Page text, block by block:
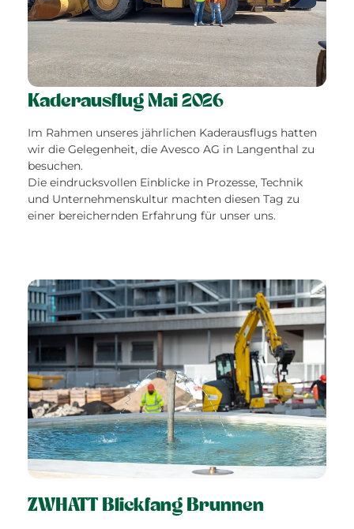
Kaderausflug Mai 2026
Im Rahmen unseres jährlichen Kaderausflugs hatten
wir die Gelegenheit, die Avesco AG in Langenthal zu
besuchen.
Die eindrucksvollen Einblicke in Prozesse, Technik
und Unternehmenskultur machten diesen Tag zu
einer bereichernden Erfahrung für unser uns.
ZWHATT Blickfang Brunnen